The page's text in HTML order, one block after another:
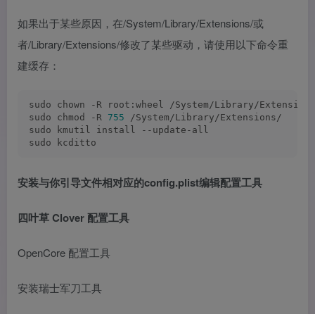
如果出于某些原因，在/System/Library/Extensions/或
者/Library/Extensions/修改了某些驱动，请使用以下命令重
建缓存：
sudo chown -R root:wheel /System/Library/
sudo chmod -R 755 /System/Library/Extensions/
sudo kmutil install --update-all
sudo kcditto
安装与你引导文件相对应的config.plist编辑配置工具
四叶草 Clover 配置工具
OpenCore 配置工具
安装瑞士军刀工具